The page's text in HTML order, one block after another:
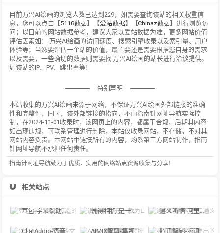
目前万兴AI绘画的浏览人数已达到229，如需要查询该站的相关权重信
息，您可以点击【5118数据】【爱站数据】【Chinaz数据】进行浏览访
问；以目前的网站数据参考，建议大家以爱站数据为准，更多网站价值
评估因素如： 万兴AI绘画的访问速度、搜索引擎收录以及索引量、用户
体验等；当然要评估一个站的价值，最主要还是需要根据您自身的需求
以及需要，一些确切的数据则需要找 万兴AI绘画的站长进行洽谈提供。
如该站的IP、PV、跳出率等！
特别声明
本站收集的万兴AI绘画来源于网络，不保证万兴AI绘画外部链接的准确
性和完整性，同时，该外部链接的指向，不由指南针网址导航实际控
制，在2024-11-01收录时，该网页上的内容，都属于合规，后期其内容
如出现违规，可联系管理进行删除，本站仅收录网站，不存储，不对其
网站内容负责。本网站中链接所有的内容，均系第三方网站制作，指南
针网址导航不承担任何责任。
指南针网址导航致力于优质、实用的网络站点资源收集与分享！
相关站点
豆包-字节跳动打造的多功能AI对话工具 说得相机-是一款为口播视频创作者量身定制的智能拍摄工具 通义听悟-阿里云通义听悟是聚焦音视频内容的工作学习AI助手
ChatAudio-语音转文字 + 总结 + 对话 AIMIX智剪-集视频批量混剪、文案、字幕生成、语音合成等短视频运营功能于一 腾讯智影-腾讯推出的在线智能视频创作平台